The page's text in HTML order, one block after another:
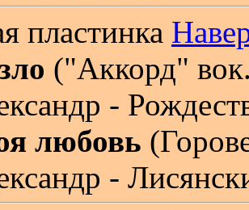
пластинка
("Аккорд"
-
любовь
-